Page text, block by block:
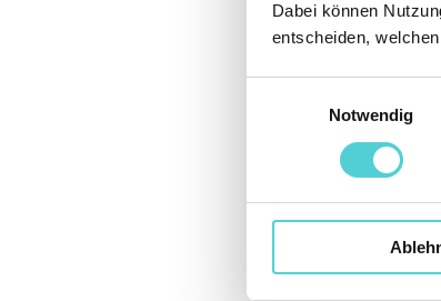
Dabei können
entscheiden,
Notwendig
Sie
Sie